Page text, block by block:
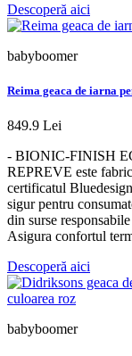
Descoperă aici
babyboomer
Reima geaca de iarna
849.9 Lei
- BIONIC-FINISH
REPREVE este
certificatul
sigur pentru
din surse
Asigura confortul
Descoperă aici
babyboomer